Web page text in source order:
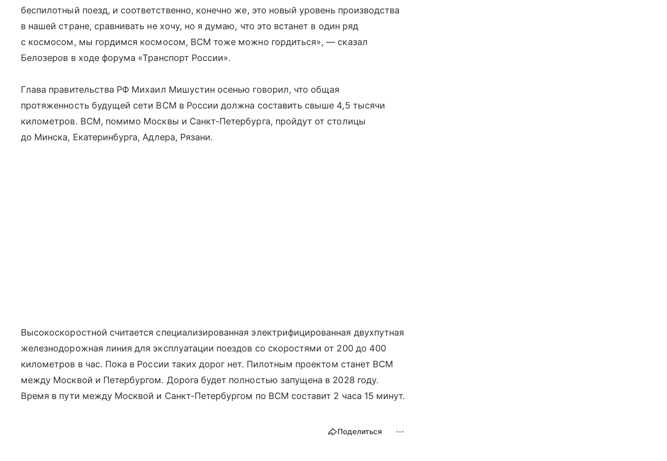
беспилотный поезд, и соответственно, конечно же, это новый уровень производства
в нашей стране, сравнивать не хочу, но я думаю, что это встанет в один ряд
с космосом, мы гордимся космосом, ВСМ тоже можно гордиться», — сказал
Белозеров в ходе форума «Транспорт России».
Глава правительства РФ Михаил Мишустин осенью говорил, что общая
протяженность будущей сети ВСМ в России должна составить свыше 4,5 тысячи
километров. ВСМ, помимо Москвы и Санкт-Петербурга, пройдут от столицы
до Минска, Екатеринбурга, Адлера, Рязани.
Высокоскоростной считается специализированная электрифицированная двухпутная
железнодорожная линия для эксплуатации поездов со скоростями от 200 до 400
километров в час. Пока в России таких дорог нет. Пилотным проектом станет ВСМ
между Москвой и Петербургом. Дорога будет полностью запущена в 2028 году.
Время в пути между Москвой и Санкт-Петербургом по ВСМ составит 2 часа 15 минут.
Поделиться